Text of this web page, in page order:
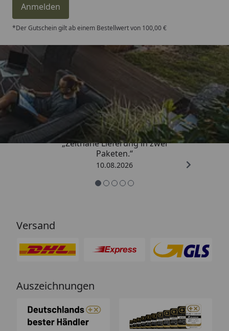
Anmelden
*Der Gutschein gilt ab einem Bestellwert von 100,00 €
Trusted Shops
4,81/ 5
„Zeitnahe Lieferung in zwei
Paketen.“
10.08.2026
Versand
Auszeichnungen